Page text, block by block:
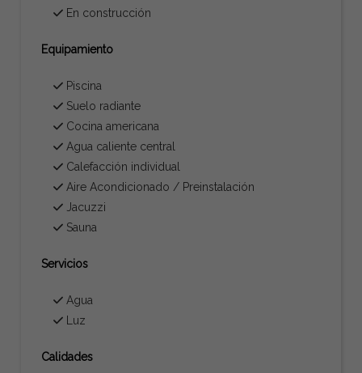
En construcción
Equipamiento
Piscina
Suelo radiante
Cocina americana
Agua caliente central
Calefacción individual
Aire Acondicionado / Preinstalación
Jacuzzi
Sauna
Servicios
Agua
Luz
Calidades